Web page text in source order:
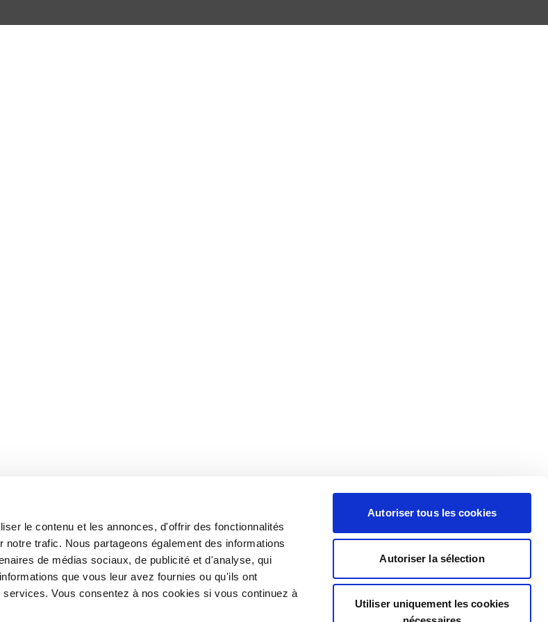
le contenu et les annonces, d'offrir des fonctionnalités
trafic. Nous partageons également des informations
de médias sociaux, de publicité et d'analyse, qui
que vous leur avez fournies ou qu'ils ont
Vous consentez à nos cookies si vous continuez à
Autoriser tous les cookies
Autoriser la sélection
Utiliser uniquement les cookies